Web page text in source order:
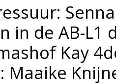
in de AB-L1
Kay
Maaike